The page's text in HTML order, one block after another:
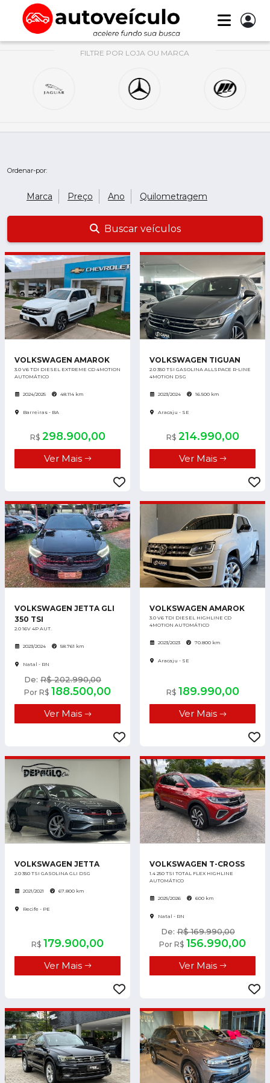
FILTRE POR LOJA OU MARCA
Ordenar-por:
Marca Preço Ano Quilometragem
Buscar veículos
VOLKSWAGEN AMAROK
3.0 V6 TDI DIESEL EXTREME CD 4MOTION
AUTOMÁTICO
2024/2025 48.114 km
Barreiras - BA
R$ 298.900,00
Ver Mais
VOLKSWAGEN TIGUAN
2.0 350 TSI GASOLINA ALLSPACE R-LINE
4MOTION DSG
2023/2024 16.500 km
Aracaju - SE
R$ 214.990,00
Ver Mais
VOLKSWAGEN JETTA GLI
350 TSI
2.0 16V 4P AUT.
2023/2024 58.761 km
Natal - RN
De: R$ 202.990,00
Por R$ 188.500,00
Ver Mais
VOLKSWAGEN AMAROK
3.0 V6 TDI DIESEL HIGHLINE CD
4MOTION AUTOMÁTICO
2023/2023 70.800 km
Aracaju - SE
R$ 189.990,00
Ver Mais
VOLKSWAGEN JETTA
2.0 350 TSI GASOLINA GLI DSG
2021/2021 67.800 km
Recife - PE
R$ 179.900,00
Ver Mais
VOLKSWAGEN T-CROSS
1.4 250 TSI TOTAL FLEX HIGHLINE
AUTOMÁTICO
2025/2026 600 km
Natal - RN
De: R$ 169.990,00
Por R$ 156.990,00
Ver Mais